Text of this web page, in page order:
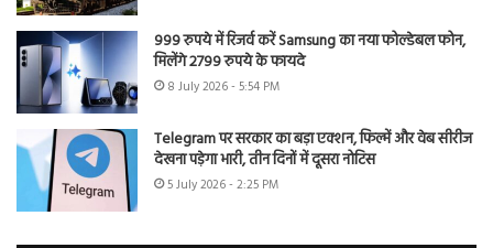
999 रुपये में रिजर्व करें Samsung का नया फोल्डेबल फोन,
मिलेंगे 2799 रुपये के फायदे
8 July 2026 - 5:54 PM
Telegram पर सरकार का बड़ा एक्शन, फिल्में और वेब सीरीज
देखना पड़ेगा भारी, तीन दिनों में दूसरा नोटिस
5 July 2026 - 2:25 PM